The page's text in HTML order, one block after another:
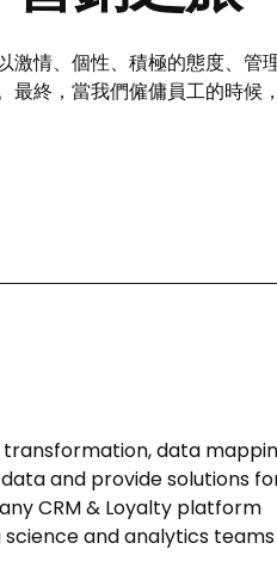
情、個性、積極的態度、
終，當我們僱傭員工的時
data
and provide solutions
CRM & Loyalty platform
and analytics teams